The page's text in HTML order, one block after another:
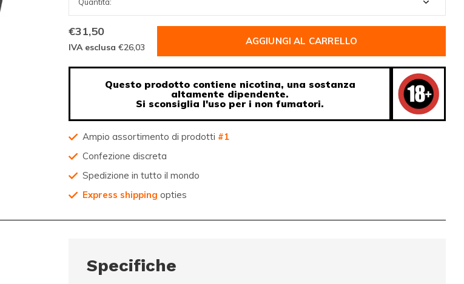
€31,50
IVA esclusa €26,03
AGGIUNGI AL CARRELLO
Questo prodotto contiene nicotina, una sostanza
altamente dipendente.
Si sconsiglia l'uso per i non fumatori.
Ampio assortimento di prodotti #1
Confezione discreta
Spedizione in tutto il mondo
Express shipping opties
Specifiche